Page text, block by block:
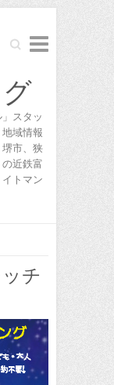
Search
スタッ
域情報
市、狭
近鉄富
トマン
チ